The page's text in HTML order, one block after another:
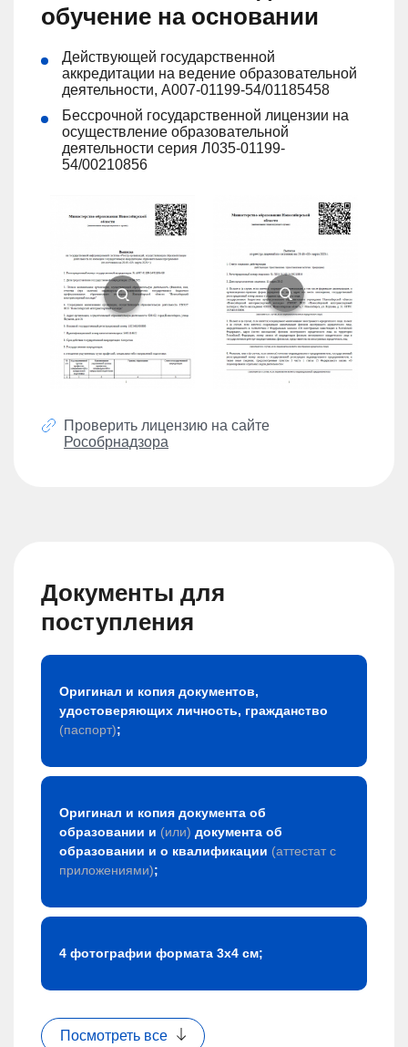
обучение на основании
Действующей государственной
аккредитации на ведение образовательной
деятельности, А007-01199-54/01185458
Бессрочной государственной лицензии на
осуществление образовательной
деятельности серия Л035-01199-
54/00210856
Проверить лицензию на сайте
Рособрнадзора
Документы для
поступления
Оригинал и копия документов,
удостоверяющих личность, гражданство
(паспорт);
Оригинал и копия документа об
образовании и (или) документа об
образовании и о квалификации (аттестат с
приложениями);
4 фотографии формата 3х4 см;
Посмотреть все